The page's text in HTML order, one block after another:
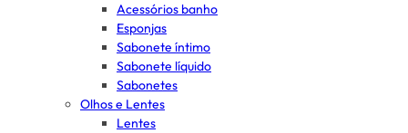
Acessórios banho
Esponjas
Sabonete íntimo
Sabonete líquido
Sabonetes
Olhos e Lentes
Lentes